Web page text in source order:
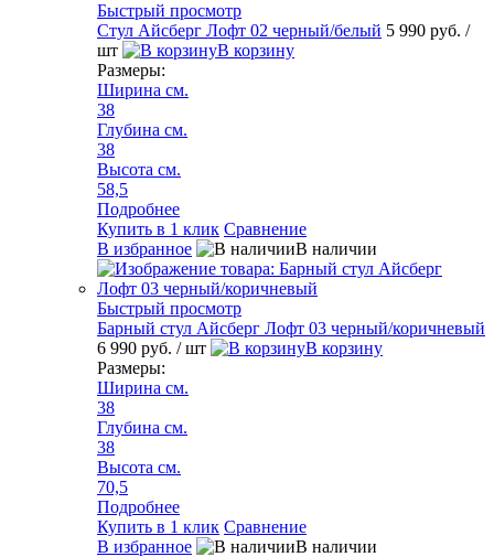
Быстрый просмотр
Стул Айсберг Лофт 02 черный/белый 5 990 руб. /
шт
В корзину
Размеры:
Ширина см.
38
Глубина см.
38
Высота см.
58,5
Подробнее
Купить в 1 клик Сравнение
В избранное
В наличии
Быстрый просмотр
Барный стул Айсберг Лофт 03 черный/коричневый
6 990 руб. / шт
В корзину
Размеры:
Ширина см.
38
Глубина см.
38
Высота см.
70,5
Подробнее
Купить в 1 клик Сравнение
В избранное
В наличии